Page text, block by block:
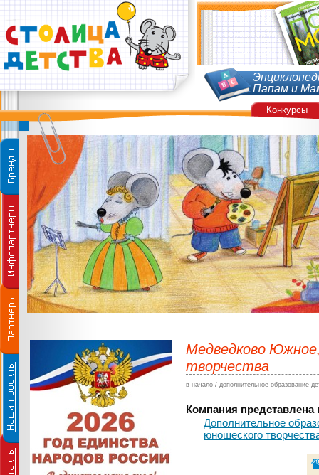
Папам и
Медведково
творчества
в начало / дополнительное образование
Компания представлена
Дополнительное
юношеского
Конкурсы